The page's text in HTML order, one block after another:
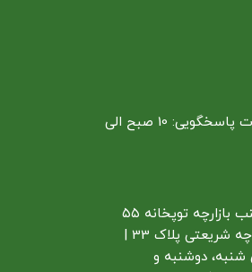
دفتر: 03191006031 (ساعات پاسخگویی: 10 صبح الی
اصفهان خیابان ارتش جنب بازارچه توپخانه ۵۵
ارتش کوچه ابن سینا کوچه شریعتی پلاک 33 |
دوشنبه و